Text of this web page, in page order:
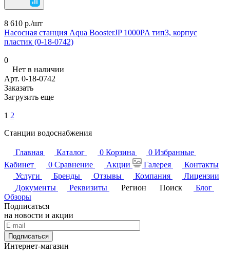
8 610 р./шт
Насосная станция Aqua BoosterJP 1000PA тип3, корпус
пластик (0-18-0742)
0
Нет в наличии
Арт. 0-18-0742
Заказать
Загрузить еще
1 2
Станции водоснабжения
Главная Каталог 0 Корзина 0 Избранные
Кабинет
0 Сравнение Акции Галерея
Контакты
Услуги
Бренды Отзывы Компания
Лицензии
Документы
Реквизиты Регион Поиск
Блог
Обзоры
Подписаться
на новости и акции
Подписаться
Интернет-магазин